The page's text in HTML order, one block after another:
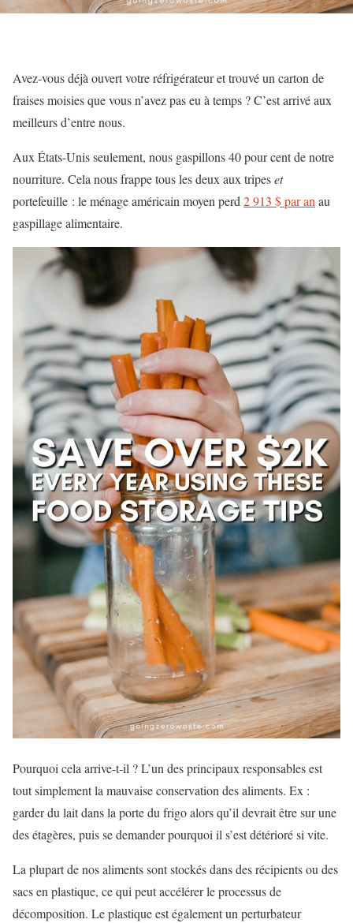
Avez-vous déjà ouvert votre réfrigérateur et trouvé un carton de
fraises moisies que vous n’avez pas eu à temps ? C’est arrivé aux
meilleurs d’entre nous.
Aux États-Unis seulement, nous gaspillons 40 pour cent de notre
nourriture. Cela nous frappe tous les deux aux tripeset
portefeuille : le ménage américain moyen perd 2 913 $ par an au
gaspillage alimentaire.
Pourquoi cela arrive-t-il ? L’un des principaux responsables est
tout simplement la mauvaise conservation des aliments. Ex :
garder du lait dans la porte du frigo alors qu’il devrait être sur une
des étagères, puis se demander pourquoi il s’est détérioré si vite.
La plupart de nos aliments sont stockés dans des récipients ou des
sacs en plastique, ce qui peut accélérer le processus de
décomposition. Le plastique est également un perturbateur